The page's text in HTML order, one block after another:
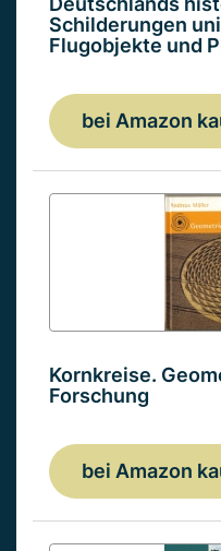
Schilderungen
Flugobjekte und
bei Amazon
Kornkreise.
Forschung
bei Amazon